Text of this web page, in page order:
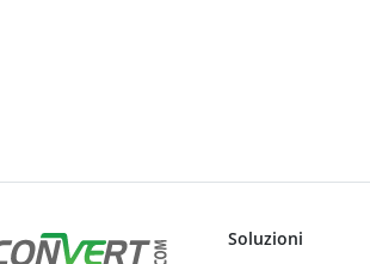
Soluzioni